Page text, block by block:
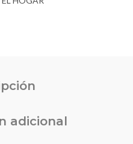
adicional